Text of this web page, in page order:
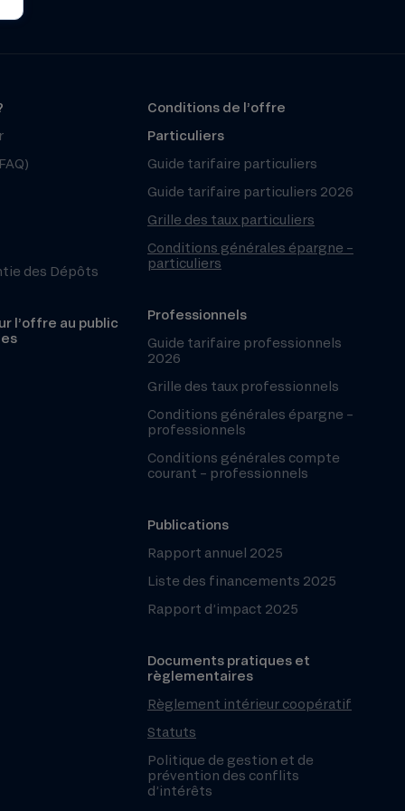
des Dépôts
l’offre au public
Conditions de l’offre
Particuliers
Guide tarifaire particuliers
Guide tarifaire particuliers 2026
Grille des taux particuliers
Conditions générales épargne –
particuliers
Professionnels
Guide tarifaire professionnels
2026
Grille des taux professionnels
Conditions générales épargne –
professionnels
Conditions générales compte
courant – professionnels
Publications
Rapport annuel 2025
Liste des financements 2025
Rapport d’impact 2025
Documents pratiques et
règlementaires
Règlement intérieur coopératif
Statuts
Politique de gestion et de
prévention des conflits
d’intérêts